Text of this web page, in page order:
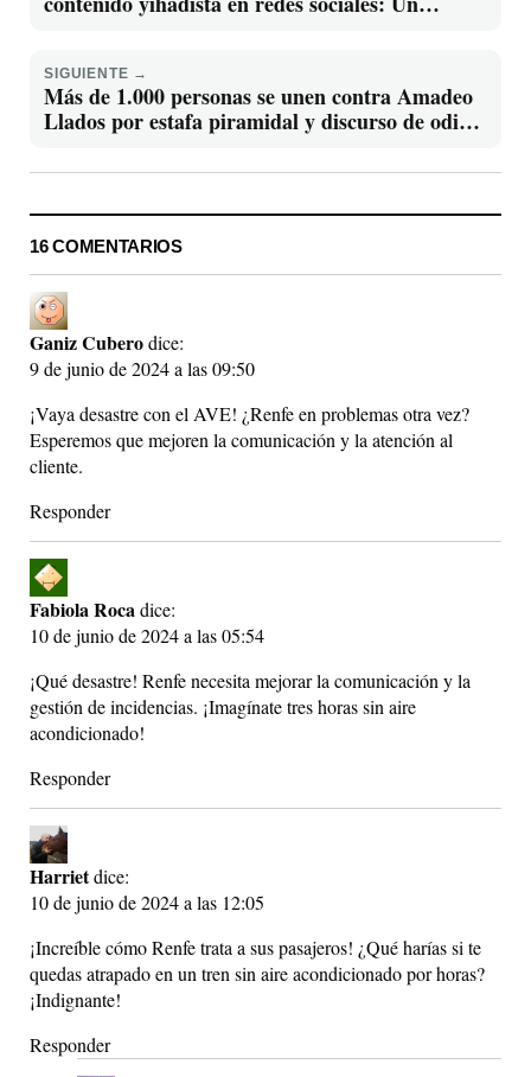
SIGUIENTE →
Más de 1.000 personas se unen contra Amadeo
Llados por estafa piramidal y discurso de odio
16 COMENTARIOS
Ganiz Cuberodice:
9 de junio de 2024 a las 09:50
¡Vaya desastre con el AVE! ¿Renfe en problemas otra vez?
Esperemos que mejoren la comunicación y la atención al
cliente.
Responder
Fabiola Roca dice:
10 de junio de 2024 a las 05:54
¡Qué desastre! Renfe necesita mejorar la comunicación y la
gestión de incidencias. ¡Imagínate tres horas sin aire
acondicionado!
Responder
Harrietdice:
10 de junio de 2024 a las 12:05
¡Increíble cómo Renfe trata a sus pasajeros! ¿Qué harías si te
quedas atrapado en un tren sin aire acondicionado por horas?
¡Indignante!
Responder